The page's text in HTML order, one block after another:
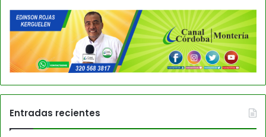
Entradas recientes